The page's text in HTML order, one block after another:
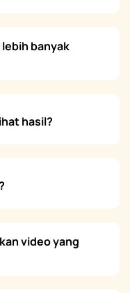
banyak
hasil?
video yang